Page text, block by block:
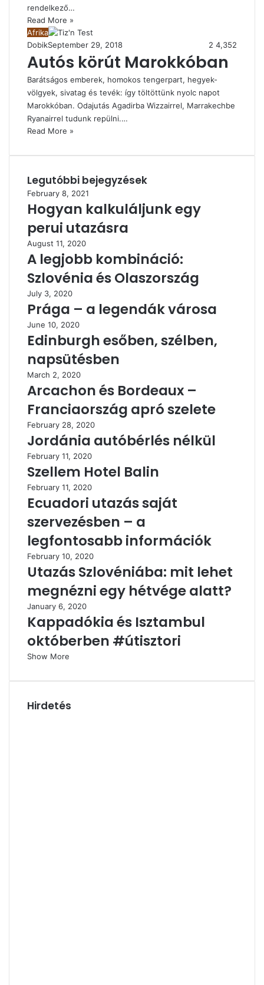
rendelkező…
Read More »
Afrika
DobikSeptember 29, 2018 2 4,352
Autós körút Marokkóban
Barátságos emberek, homokos tengerpart, hegyek-
völgyek, sivatag és tevék: így töltöttünk nyolc napot
Marokkóban. Odajutás Agadirba Wizzairrel, Marrakechbe
Ryanairrel tudunk repülni.…
Read More »
Legutóbbi bejegyzések
February 8, 2021
Hogyan kalkuláljunk egy
perui utazásra
August 11, 2020
A legjobb kombináció:
Szlovénia és Olaszország
July 3, 2020
Prága – a legendák városa
June 10, 2020
Edinburgh esőben, szélben,
napsütésben
March 2, 2020
Arcachon és Bordeaux –
Franciaország apró szelete
February 28, 2020
Jordánia autóbérlés nélkül
February 11, 2020
Szellem Hotel Balin
February 11, 2020
Ecuadori utazás saját
szervezésben – a
legfontosabb információk
February 10, 2020
Utazás Szlovéniába: mit lehet
megnézni egy hétvége alatt?
January 6, 2020
Kappadókia és Isztambul
októberben #útisztori
Show More
Hirdetés